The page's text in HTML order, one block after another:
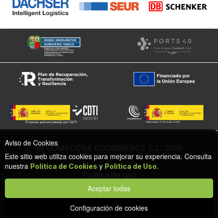
© COMADERA ECOMMERCE S.L. 2026
Política de cookies
Configuración de privacidad y cookies
Protección de datos
Aviso de Cookies
Este sitio web utiliza cookies para mejorar su experiencia. Consulta
nuestra Política de Cookies y Política de Uso.
Aceptar todas
Configuración de cookies